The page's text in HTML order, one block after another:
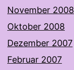
November 2008
Oktober 2008
Dezember 2007
Februar 2007